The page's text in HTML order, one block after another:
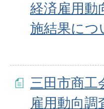
経済雇用動
施結果につ
三田市商工
雇用動向調